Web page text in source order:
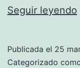
Seguir leyendo
Publicada el 25
Categorizado